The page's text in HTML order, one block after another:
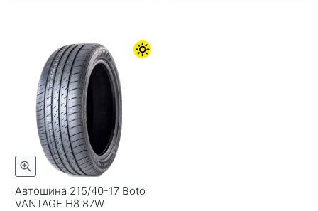
Автошина 215/40-17 Boto
VANTAGE H8 87W